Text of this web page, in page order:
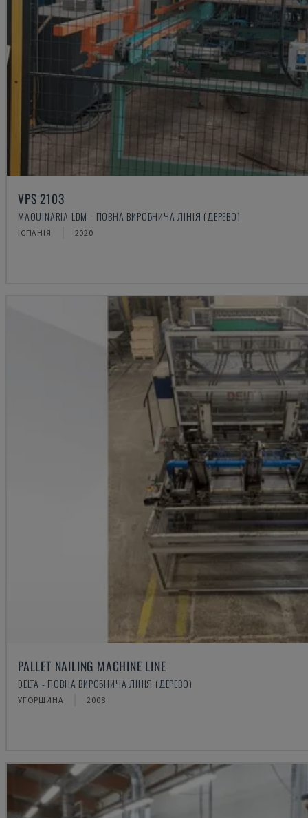
VPS 2103
MAQUINARIA LDM - ПОВНА ВИРОБНИЧА ЛІНІЯ (ДЕРЕВО)
ІСПАНІЯ 2020
PALLET NAILING MACHINE LINE
DELTA - ПОВНА ВИРОБНИЧА ЛІНІЯ (ДЕРЕВО)
УГОРЩИНА 2008